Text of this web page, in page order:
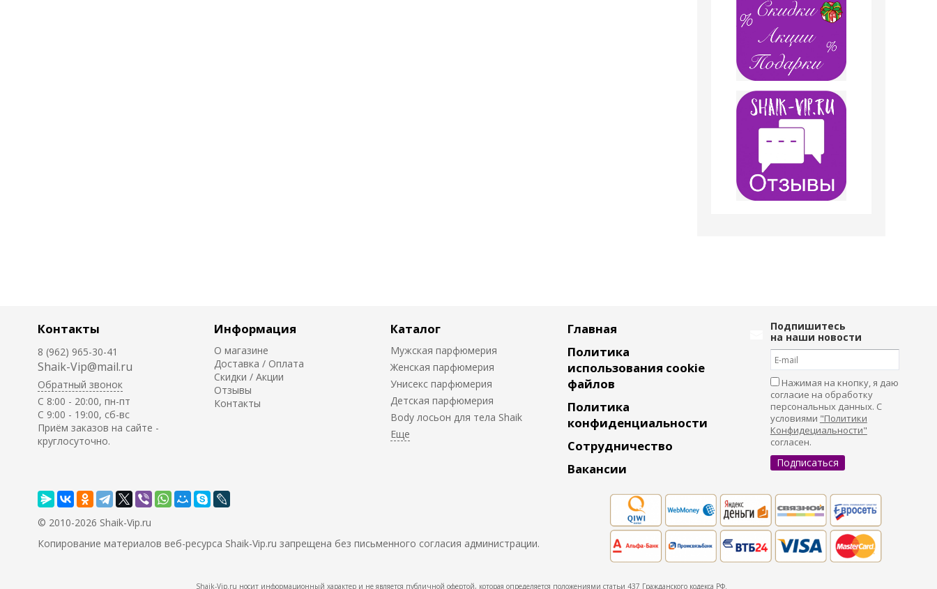
Контакты
8 (962) 965-30-41
Shaik-Vip@mail.ru
Обратный звонок
C 8:00 - 20:00, пн-пт
С 9:00 - 19:00, сб-вс
Приём заказов на сайте -
круглосуточно.
Информация
О магазине
Доставка / Оплата
Скидки / Акции
Отзывы
Контакты
Каталог
Мужская парфюмерия
Женская парфюмерия
Унисекс парфюмерия
Детская парфюмерия
Body лосьон для тела Shaik
Главная
Политика
использования cookie
файлов
Политика
конфиденциальности
Сотрудничество
Вакансии
Подпишитесь
на наши новости
Нажимая на кнопку, я даю
согласие на обработку
персональных данных. С
условиями "Политики
Конфидециальности"
согласен.
© 2010-2026 Shaik-Vip.ru
Копирование материалов веб-ресурса Shaik-Vip.ru запрещена без письменного согласия администрации.
Shaik-Vip.ru носит информационный характер и не является публичной офертой, которая определяется положениями статьи 437 Гражданского кодекса РФ.